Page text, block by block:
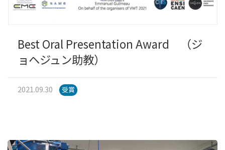
Best Oral Presentation Award （ジ
ョヘジュン助教）
2021.09.30 受賞